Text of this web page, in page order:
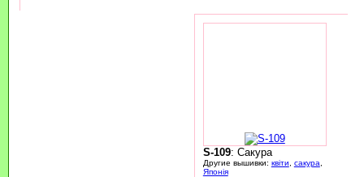
S-109: Сакура
Другие вышивки: квіти сакура
Японія